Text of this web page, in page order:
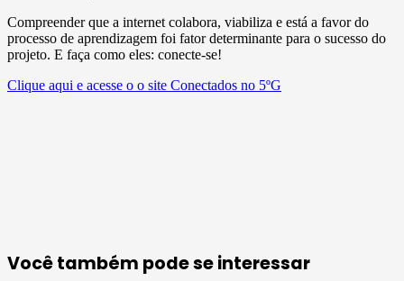
Compreender que a internet colabora, viabiliza e está a favor do
processo de aprendizagem foi fator determinante para o sucesso do
projeto. E faça como eles: conecte-se!
Clique aqui e acesse o o site Conectados no 5ºG
Você também pode se interessar